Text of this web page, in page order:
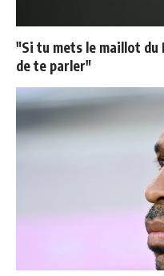
"Si tu mets le maillot
de te parler"